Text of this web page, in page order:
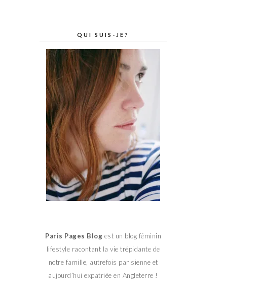
QUI SUIS-JE?
Paris Pages Blog est un blog féminin
lifestyle racontant la vie trépidante de
notre famille, autrefois parisienne et
aujourd’hui expatriée en Angleterre !